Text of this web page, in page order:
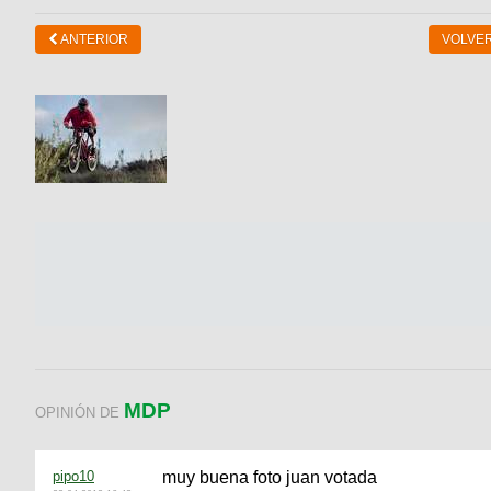
ANTERIOR
OPINIÓN DE MDP
pipo10 muy buena foto juan votada